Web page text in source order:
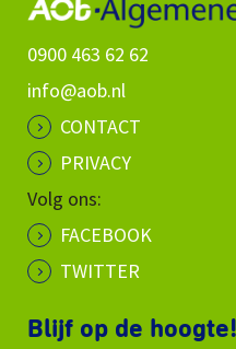
0900 463 62 62
info@aob.nl
CONTACT
PRIVACY
Volg ons:
FACEBOOK
TWITTER
Blijf op de hoogte!